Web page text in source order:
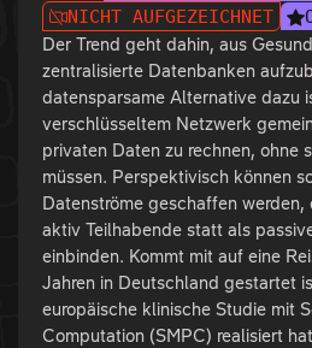
NICHT AUFGEZEICHNET
Der Trend geht dahin, aus
zentralisierte Datenbanken
datensparsame Alternative dazu
verschlüsseltem Netzwerk
privaten Daten zu rechnen, ohne
müssen. Perspektivisch können
Datenströme geschaffen
aktiv Teilhabende statt als
einbinden. Kommt mit auf eine
Jahren in Deutschland gestartet
europäische klinische Studie mit
Computation (SMPC) realisiert